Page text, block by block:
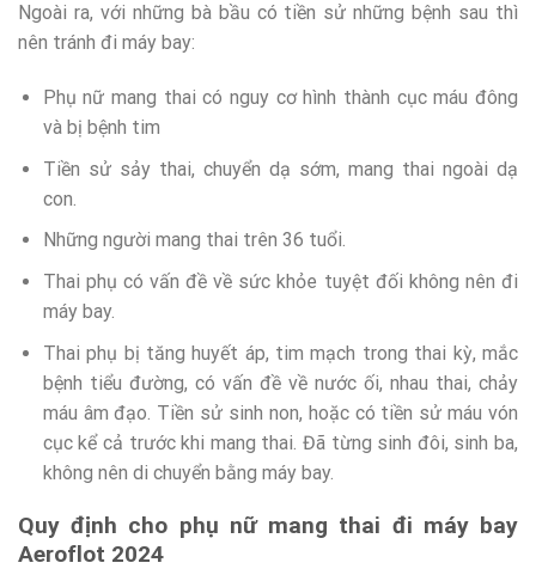
Ngoài ra, với những bà bầu có tiền sử những bệnh sau thì
nên tránh đi máy bay:
Phụ nữ mang thai có nguy cơ hình thành cục máu đông
và bị bệnh tim
Tiền sử sảy thai, chuyển dạ sớm, mang thai ngoài dạ
con.
Những người mang thai trên 36 tuổi.
Thai phụ có vấn đề về sức khỏe tuyệt đối không nên đi
máy bay.
Thai phụ bị tăng huyết áp, tim mạch trong thai kỳ, mắc
bệnh tiểu đường, có vấn đề về nước ối, nhau thai, chảy
máu âm đạo. Tiền sử sinh non, hoặc có tiền sử máu vón
cục kể cả trước khi mang thai. Đã từng sinh đôi, sinh ba,
không nên di chuyển bằng máy bay.
Quy định cho phụ nữ mang thai đi máy bay
Aeroflot 2024